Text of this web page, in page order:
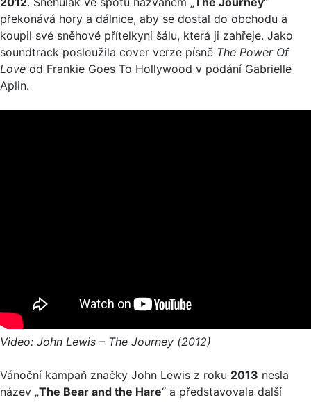
překonává hory a dálnice, aby se dostal do obchodu a
koupil své sněhové přítelkyni šálu, která ji zahřeje. Jako
soundtrack posloužila cover verze písně The Power Of
Love od Frankie Goes To Hollywood v podání Gabrielle
Aplin.
Video: John Lewis – The Journey (2012)
Vánoční kampaň značky John Lewis z roku 2013 nesla
název „The Bear and the Hare“ a představovala další